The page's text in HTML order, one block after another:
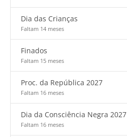
Dia das Crianças
Faltam 14 meses
Finados
Faltam 15 meses
Proc. da República 2027
Faltam 16 meses
Dia da Consciência Negra 2027
Faltam 16 meses